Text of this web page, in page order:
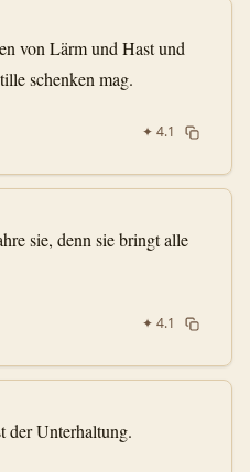
von Lärm und Hast und
schenken mag.
✦ 4.1
sie, denn sie bringt alle
✦ 4.1
der Unterhaltung.